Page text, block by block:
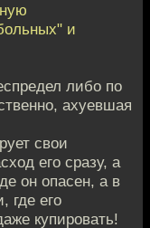
и
либо по
ахуевшая
свои
его сразу, а
он опасен, а в
где его
купировать!